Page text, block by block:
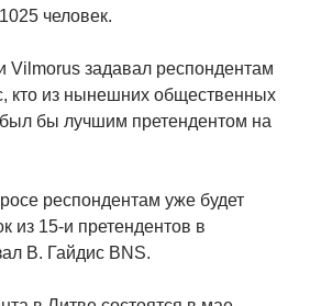
человек.
Vilmorus задавал респондентам
кто из нынешних общественных
бы лучшим претендентом на
респондентам уже будет
из 15-и претендентов в
В. Гайдис BNS.